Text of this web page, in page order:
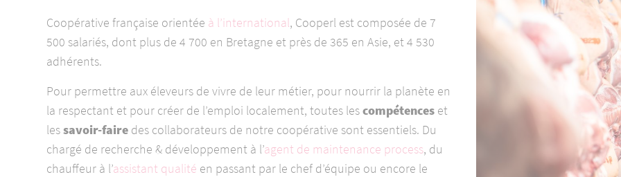
Coopérative française orientée à l’international, Cooperl est composée de 7
500 salariés, dont plus de 4 700 en Bretagne et près de 365 en Asie, et 4 530
adhérents.
Pour permettre aux éleveurs de vivre de leur métier, pour nourrir la planète en
la respectant et pour créer de l’emploi localement, toutes lescompétences et
lessavoir-faire des collaborateurs de notre coopérative sont essentiels. Du
chargé de recherche & développement à l’agent de maintenance process, du
chauffeur à l’assistant qualité en passant par le chef d’équipe ou encore le